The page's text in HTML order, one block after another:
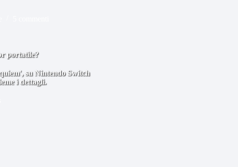
portatile?
su Nintendo Switch
i dettagli.